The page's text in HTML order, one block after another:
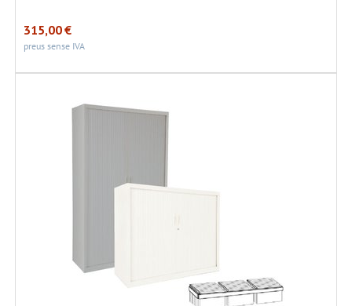
315,00€
preus sense IVA